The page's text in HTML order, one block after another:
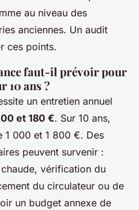
au niveau des
anciennes. Un audit
ces points.
faut-il prévoir pour
10 ans ?
un entretien annuel
et 180 €. Sur 10 ans,
1 000 et 1 800 €. Des
peuvent survenir :
vérification du
du circulateur ou de
un budget annexe de